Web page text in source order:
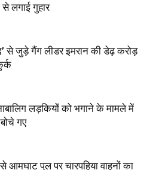
से लगाई गुहार
से जुड़े गैंग लीडर इमरान की डेढ़ करोड़
लड़कियों को भगाने के मामले में
गए
से आमघाट पुल पर चारपहिया वाहनों का